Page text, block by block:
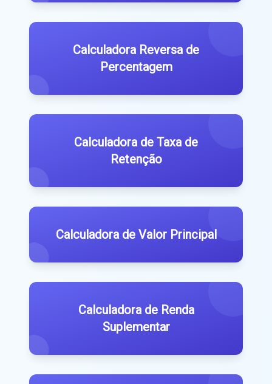
Calculadora Reversa de
Percentagem
Calculadora de Taxa de
Retenção
Calculadora de Valor Principal
Calculadora de Renda
Suplementar